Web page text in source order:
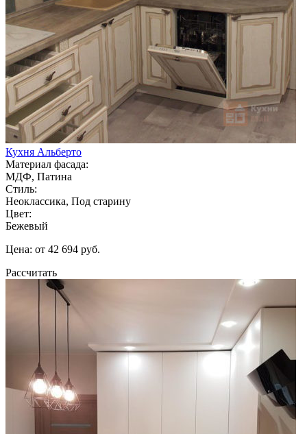
Кухня Альберто
Материал фасада:
МДФ, Патина
Стиль:
Неоклассика, Под старину
Цвет:
Бежевый
Цена: от 42 694 руб.
Рассчитать